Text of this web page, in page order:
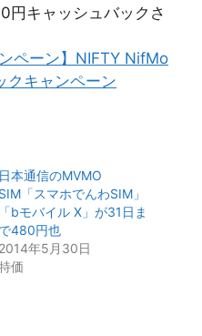
キャッシュバックさ
ペーン】NIFTY NifMo
クキャンペーン
日本通信のMVMO
SIM「スマホでんわSIM」
「bモバイル X」が31日ま
で480円也
2014年5月30日
価